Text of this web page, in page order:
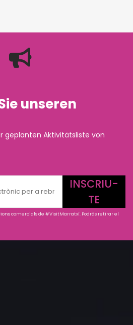
unseren
Aktivitätsliste von
INSCRIU-
TE
comercials de #VisitMarratxí. Podràs retirar el